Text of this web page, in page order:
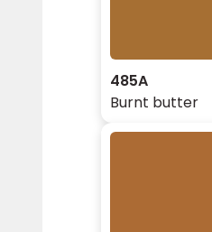
485A
Burnt butter